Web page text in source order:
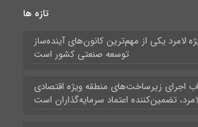
تازه ها
لامرد یکی از مهم‌ترین کانون‌های آینده‌ساز
توسعه صنعتی کشور است
اجرای زیرساخت‌های منطقه ویژه اقتصادی
تضمین‌کننده اعتماد سرمایه‌گذاران است